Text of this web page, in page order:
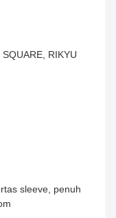
RIKYU
sleeve, penuh